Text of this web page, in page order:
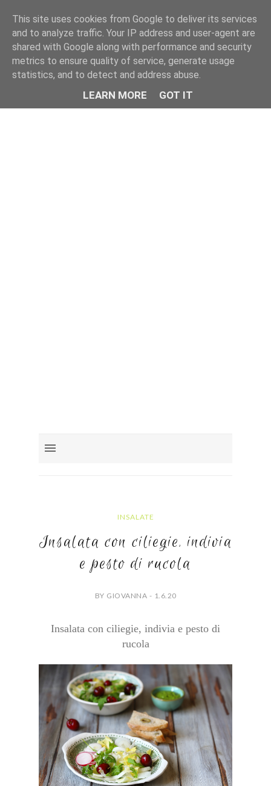
INSALATE
Insalata con ciliegie, indivia
e pesto di rucola
BY GIOVANNA - 1.6.20
Insalata con ciliegie, indivia e pesto di
rucola
This site uses cookies from Google to deliver its services
and to analyze traffic. Your IP address and user-agent are
shared with Google along with performance and security
metrics to ensure quality of service, generate usage
statistics, and to detect and address abuse.
LEARN MORE GOT IT